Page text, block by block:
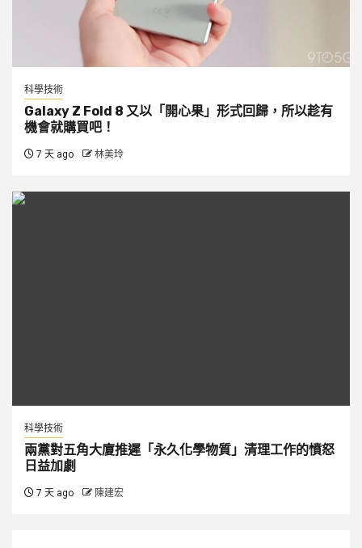
科學技術
Galaxy Z Fold 8 又以「開心果」形式回歸，所以趁有
機會就購買吧！
7 天 ago 林美玲
科學技術
兩黨對五角大廈推遲「永久化學物質」清理工作的憤怒
日益加劇
7 天 ago 陳建宏